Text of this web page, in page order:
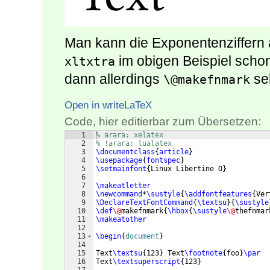
Man kann die
xltxtra im obigen Beispiel
dann allerdings \@makefnmark
Open in writeLaTeX
Code, hier editierbar zum Übersetzen:
1
2
3
4
5
6
7
8
9
10
11
12
13
14
15
16
% arara: xelatex
% !arara: lualatex
\documentclass{article}
\usepackage{ fontspec}
\setmainfont{ Linux Libertine O}
\makeatletter
\newcommand *\sustyle{\addfontfeatures{
\DeclareTextFontCommand {\textsu}{\sustyle
\def\@makefnmark{\hbox{\sustyle\@
\makeatother
\begin{document }
Text\textsu{ 123} Text\footnote{ foo}\par
Text\textsuperscript{ 123}